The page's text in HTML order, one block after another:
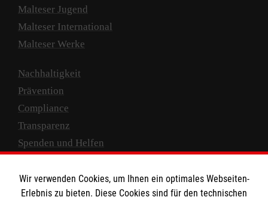
Malteser Jugend
Malteser International
Malteser Werke
Nachhaltigkeit
Prävention
Compliance
Transparenz
Spenden und Helfen
Empfänger: Malteser Hilfsdienst e.V.
Wir verwenden Cookies, um Ihnen ein optimales Webseiten-
Erlebnis zu bieten. Diese Cookies sind für den technischen